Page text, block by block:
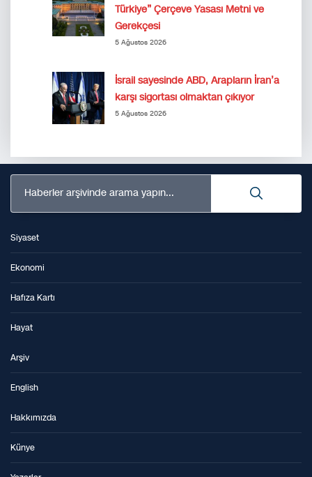
Türkiye” Çerçeve Yasası Metni ve
Gerekçesi
5 Ağustos 2026
İsrail sayesinde ABD, Arapların İran’a
karşı sigortası olmaktan çıkıyor
5 Ağustos 2026
Haberler arşivinde arama yapın...
Siyaset
Ekonomi
Hafıza Kartı
Hayat
Arşiv
English
Hakkımızda
Künye